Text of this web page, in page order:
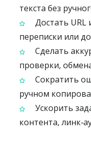
текста без
Достать URL
переписки или
Сделать
проверки,
Сократить
ручном
Ускорить
контента,